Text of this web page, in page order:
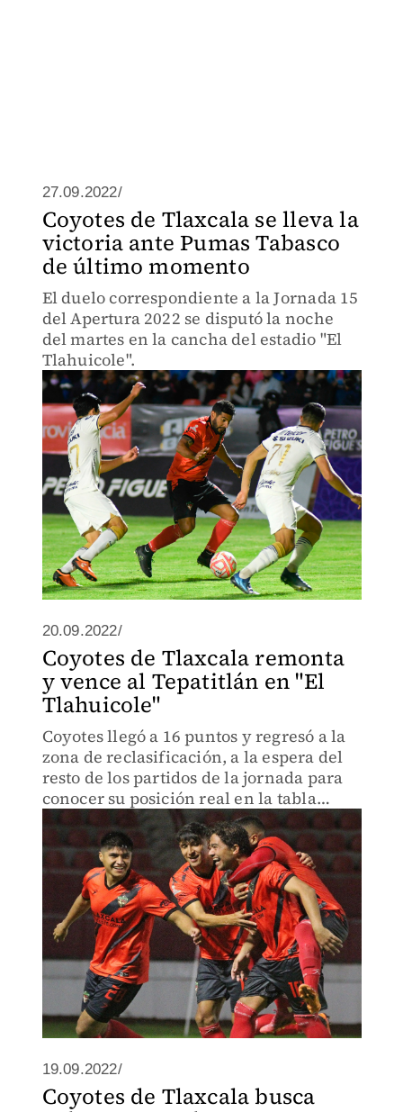
27.09.2022/
Coyotes de Tlaxcala se lleva la
victoria ante Pumas Tabasco
de último momento
El duelo correspondiente a la Jornada 15
del Apertura 2022 se disputó la noche
del martes en la cancha del estadio "El
Tlahuicole".
20.09.2022/
Coyotes de Tlaxcala remonta
y vence al Tepatitlán en "El
Tlahuicole"
Coyotes llegó a 16 puntos y regresó a la
zona de reclasificación, a la espera del
resto de los partidos de la jornada para
conocer su posición real en la tabla
general.
19.09.2022/
Coyotes de Tlaxcala busca